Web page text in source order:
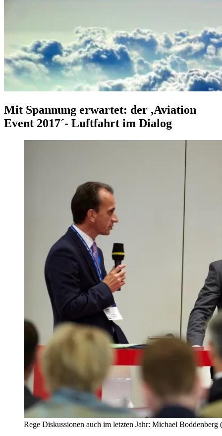
Mit Spannung erwartet: der ,Aviation
Event 2017´- Luftfahrt im Dialog
Rege Diskussionen auch im letzten Jahr: Michael